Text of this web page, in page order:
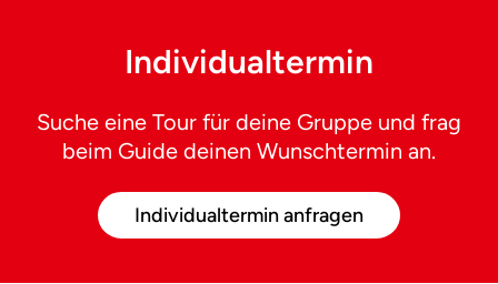
Individualtermin
Suche eine Tour für deine Gruppe und frag
beim Guide deinen Wunschtermin an.
Individualtermin anfragen